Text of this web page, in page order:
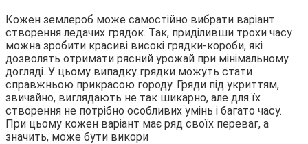
Кожен землероб може самостійно вибрати варіант
створення ледачих грядок. Так, приділивши трохи часу
можна зробити красиві високі грядки-короби, які
дозволять отримати рясний урожай при мінімальному
догляді. У цьому випадку грядки можуть стати
справжньою прикрасою городу. Гряди під укриттям,
звичайно, виглядають не так шикарно, але для їх
створення не потрібно особливих умінь і багато часу.
При цьому кожен варіант має ряд своїх переваг, а
значить, може бути викори